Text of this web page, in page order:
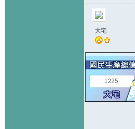
大宅
1225